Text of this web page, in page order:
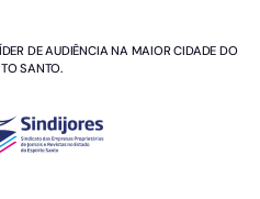
DE AUDIÊNCIA NA MAIOR CIDADE DO
SANTO.